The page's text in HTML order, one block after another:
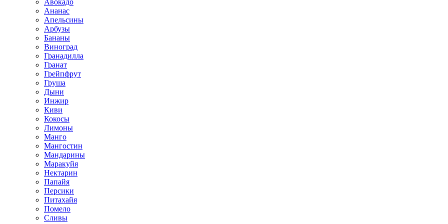
Авокадо
Ананас
Апельсины
Арбузы
Бананы
Виноград
Гранадилла
Гранат
Грейпфрут
Груша
Дыни
Инжир
Киви
Кокосы
Лимоны
Манго
Мангостин
Мандарины
Маракуйя
Нектарин
Папайя
Персики
Питахайя
Помело
Сливы